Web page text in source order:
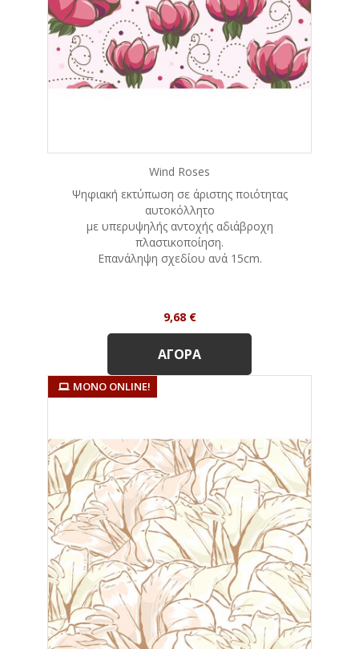
Wind Roses
Ψηφιακή εκτύπωση σε άριστης ποιότητας
αυτοκόλλητο
με υπερυψηλής αντοχής αδιάβροχη
πλαστικοποίηση.
Eπανάληψη σχεδίου ανά 15cm.
Τιμή
9,68 €
ΑΓΟΡΆ
ΜΌΝΟ ONLINE!